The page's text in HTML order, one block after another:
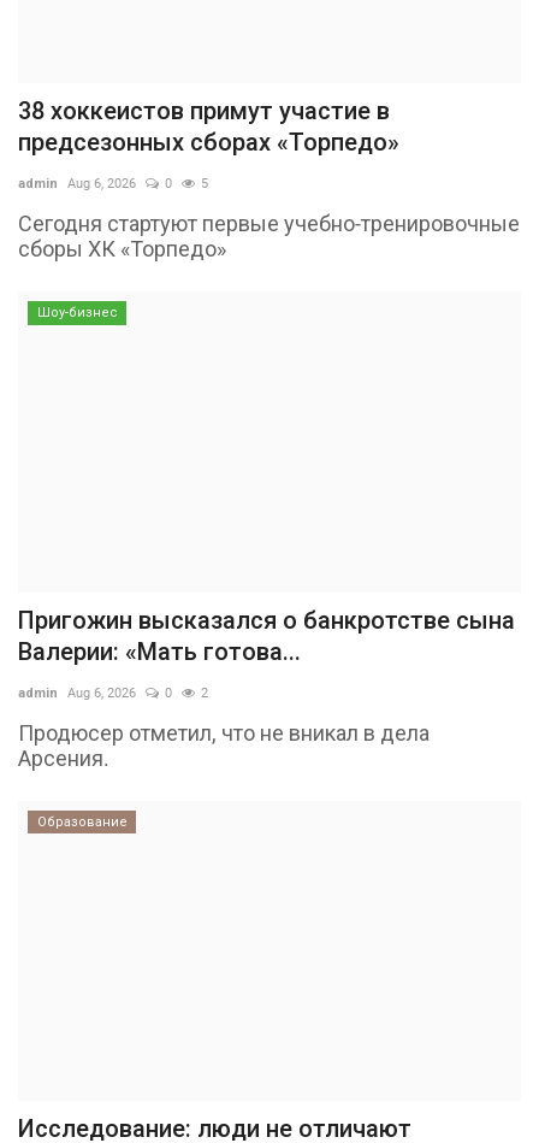
38 хоккеистов примут участие в
предсезонных сборах «Торпедо»
admin Aug 6, 2026 0 5
Сегодня стартуют первые учебно-тренировочные
сборы ХК «Торпедо»
Шоу-бизнес
Пригожин высказался о банкротстве сына
Валерии: «Мать готова...
admin Aug 6, 2026 0 2
Продюсер отметил, что не вникал в дела
Арсения.
Образование
Исследование: люди не отличают